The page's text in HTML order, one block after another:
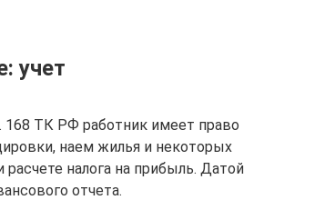
учет
168 ТК РФ работник имеет право
наем жилья и некоторых
налога на прибыль. Датой
отчета.